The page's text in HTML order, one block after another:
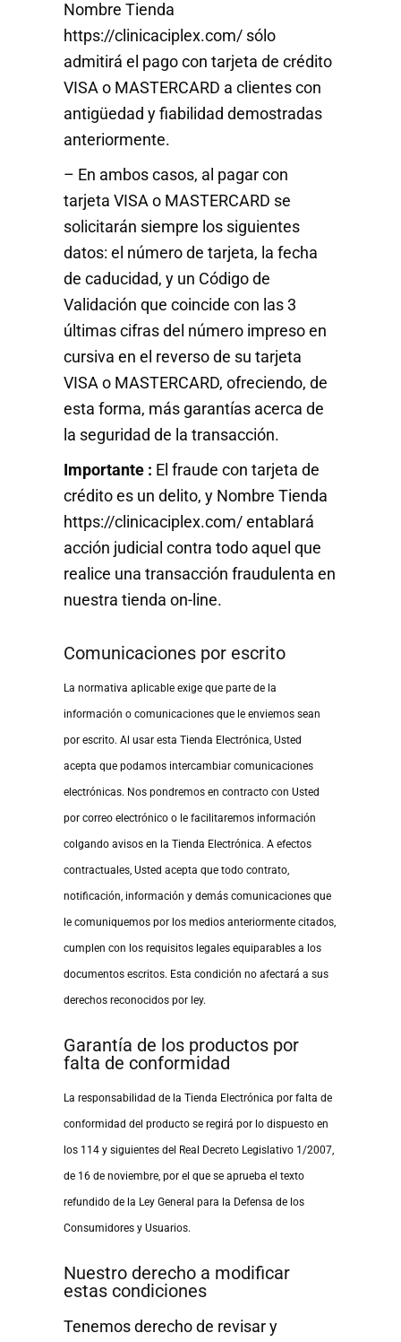
Nombre Tienda
https://clinicaciplex.com/ sólo
admitirá el pago con tarjeta de crédito
VISA o MASTERCARD a clientes con
antigüedad y fiabilidad demostradas
anteriormente.
– En ambos casos, al pagar con
tarjeta VISA o MASTERCARD se
solicitarán siempre los siguientes
datos: el número de tarjeta, la fecha
de caducidad, y un Código de
Validación que coincide con las 3
últimas cifras del número impreso en
cursiva en el reverso de su tarjeta
VISA o MASTERCARD, ofreciendo, de
esta forma, más garantías acerca de
la seguridad de la transacción.
Importante : El fraude con tarjeta de
crédito es un delito, y Nombre Tienda
https://clinicaciplex.com/ entablará
acción judicial contra todo aquel que
realice una transacción fraudulenta en
nuestra tienda on-line.
Comunicaciones por escrito
La normativa aplicable exige que parte de la
información o comunicaciones que le enviemos sean
por escrito. Al usar esta Tienda Electrónica, Usted
acepta que podamos intercambiar comunicaciones
electrónicas. Nos pondremos en contracto con Usted
por correo electrónico o le facilitaremos información
colgando avisos en la Tienda Electrónica. A efectos
contractuales, Usted acepta que todo contrato,
notificación, información y demás comunicaciones que
le comuniquemos por los medios anteriormente citados,
cumplen con los requisitos legales equiparables a los
documentos escritos. Esta condición no afectará a sus
derechos reconocidos por ley.
Garantía de los productos por
falta de conformidad
La responsabilidad de la Tienda Electrónica por falta de
conformidad del producto se regirá por lo dispuesto en
los 114 y siguientes del Real Decreto Legislativo 1/2007,
de 16 de noviembre, por el que se aprueba el texto
refundido de la Ley General para la Defensa de los
Consumidores y Usuarios.
Nuestro derecho a modificar
estas condiciones
Tenemos derecho de revisar y